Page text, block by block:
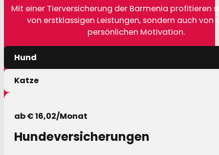
Mit einer Tierversicherung der Barmenia profitieren
von erstklassigen Leistungen, sondern auch von
persönlichen Motivation.
Hund
Katze
ab € 16,02/Monat
Hundeversicherungen